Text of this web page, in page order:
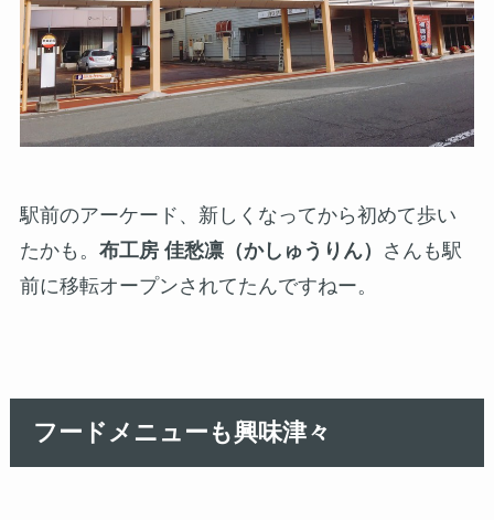
駅前のアーケード、新しくなってから初めて歩い
たかも。 布工房 佳愁凛（かしゅうりん）
さんも駅
前に移転オープンされてたんですねー。
フードメニューも興味津々